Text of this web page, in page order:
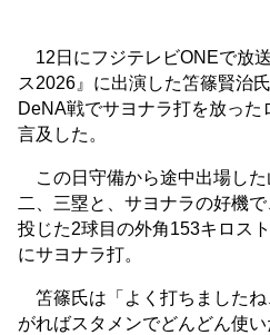
12日にフジテレビONEで放
ス2026』に出演した笘篠賢治
DeNA戦でサヨナラ打を放った
言及した。
この日守備から途中出場し
二、三塁と、サヨナラの好機
投じた2球目の外角153キロス
にサヨナラ打。
笘篠氏は「よく打ちましたね
がればスタメンでどんどん使い